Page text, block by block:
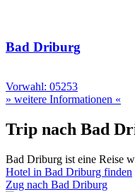
Bad Driburg
Vorwahl: 05253
» weitere Informationen «
Trip nach Bad
Bad Driburg ist eine Reise
Hotel in Bad Driburg finden
Zug nach Bad Driburg